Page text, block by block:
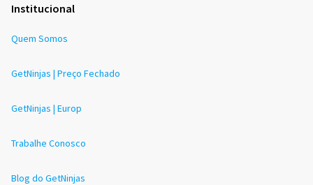
Institucional
Quem Somos
GetNinjas | Preço Fechado
GetNinjas | Europ
Trabalhe Conosco
Blog do GetNinjas